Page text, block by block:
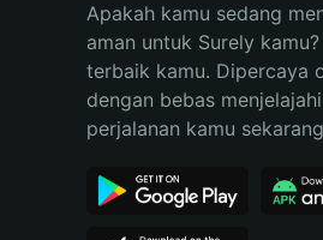
Bahasa Indonesia
Español (Argentina)
Apakah kamu sedang
aman untuk Surely
terbaik kamu. Dipercaya
dengan bebas
perjalanan kamu